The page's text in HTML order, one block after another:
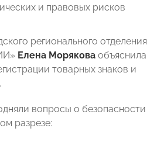
и правовых рисков
регионального отделения
Елена Морякова объяснила
товарных знаков и
вопросы о безопасности
разрезе: